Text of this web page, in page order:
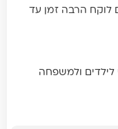
לוקח הרבה זמן עד
לילדים ולמשפחה